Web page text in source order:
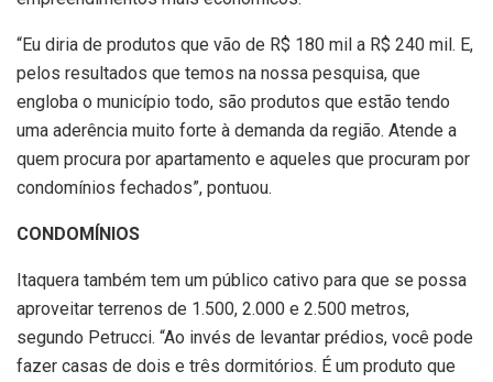
“Eu diria de produtos que vão de R$ 180 mil a R$ 240 mil. E,
pelos resultados que temos na nossa pesquisa, que
engloba o município todo, são produtos que estão tendo
uma aderência muito forte à demanda da região. Atende a
quem procura por apartamento e aqueles que procuram por
condomínios fechados”, pontuou.
CONDOMÍNIOS
Itaquera também tem um público cativo para que se possa
aproveitar terrenos de 1.500, 2.000 e 2.500 metros,
segundo Petrucci. “Ao invés de levantar prédios, você pode
fazer casas de dois e três dormitórios. É um produto que